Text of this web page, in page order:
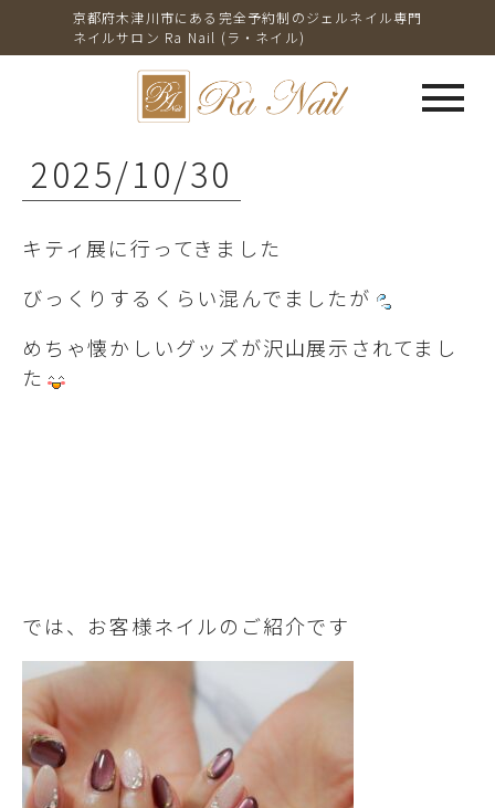
京都府木津川市にある完全予約制のジェルネイル専門
ネイルサロン Ra Nail (ラ・ネイル)
menu
2025/10/30
キティ展に行ってきました
びっくりするくらい混んでましたが
めちゃ懐かしいグッズが沢山展示されてまし
た
では、お客様ネイルのご紹介です